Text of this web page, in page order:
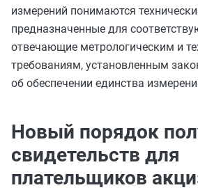
измерений понимаются
предназначенные для
отвечающие метрологическим и
требованиям, установленным
об обеспечении единства
Новый порядок
свидетельств для
плательщиков